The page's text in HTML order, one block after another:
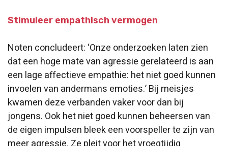
Stimuleer empathisch vermogen
Noten concludeert: ‘Onze onderzoeken laten zien
dat een hoge mate van agressie gerelateerd is aan
een lage affectieve empathie: het niet goed kunnen
invoelen van andermans emoties.’ Bij meisjes
kwamen deze verbanden vaker voor dan bij
jongens. Ook het niet goed kunnen beheersen van
de eigen impulsen bleek een voorspeller te zijn van